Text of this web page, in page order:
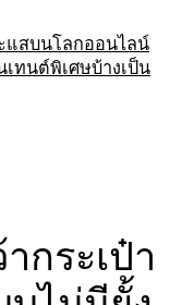
แสบนโลกออนไลน์
ทนต์พิเศษบ้างเป็น
กระเป๋า